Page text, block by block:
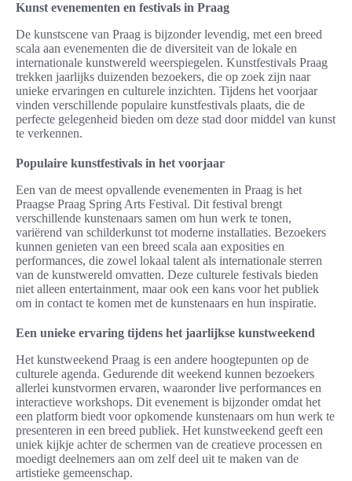
Kunst evenementen en festivals in Praag
De kunstscene van Praag is bijzonder levendig, met een breed
scala aan evenementen die de diversiteit van de lokale en
internationale kunstwereld weerspiegelen. Kunstfestivals Praag
trekken jaarlijks duizenden bezoekers, die op zoek zijn naar
unieke ervaringen en culturele inzichten. Tijdens het voorjaar
vinden verschillende populaire kunstfestivals plaats, die de
perfecte gelegenheid bieden om deze stad door middel van kunst
te verkennen.
Populaire kunstfestivals in het voorjaar
Een van de meest opvallende evenementen in Praag is het
Praagse Praag Spring Arts Festival. Dit festival brengt
verschillende kunstenaars samen om hun werk te tonen,
variërend van schilderkunst tot moderne installaties. Bezoekers
kunnen genieten van een breed scala aan exposities en
performances, die zowel lokaal talent als internationale sterren
van de kunstwereld omvatten. Deze culturele festivals bieden
niet alleen entertainment, maar ook een kans voor het publiek
om in contact te komen met de kunstenaars en hun inspiratie.
Een unieke ervaring tijdens het jaarlijkse kunstweekend
Het kunstweekend Praag is een andere hoogtepunten op de
culturele agenda. Gedurende dit weekend kunnen bezoekers
allerlei kunstvormen ervaren, waaronder live performances en
interactieve workshops. Dit evenement is bijzonder omdat het
een platform biedt voor opkomende kunstenaars om hun werk te
presenteren in een breed publiek. Het kunstweekend geeft een
uniek kijkje achter de schermen van de creatieve processen en
moedigt deelnemers aan om zelf deel uit te maken van de
artistieke gemeenschap.